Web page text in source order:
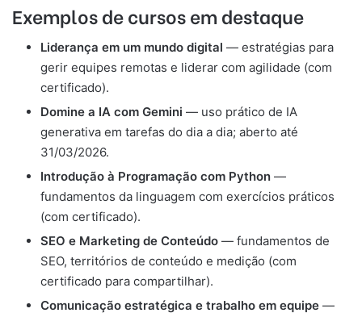
Exemplos de cursos em destaque
Liderança em um mundo digital — estratégias para
gerir equipes remotas e liderar com agilidade (com
certificado).
Domine a IA com Gemini — uso prático de IA
generativa em tarefas do dia a dia; aberto até
31/03/2026.
Introdução à Programação com Python —
fundamentos da linguagem com exercícios práticos
(com certificado).
SEO e Marketing de Conteúdo — fundamentos de
SEO, territórios de conteúdo e medição (com
certificado para compartilhar).
Comunicação estratégica e trabalho em equipe —